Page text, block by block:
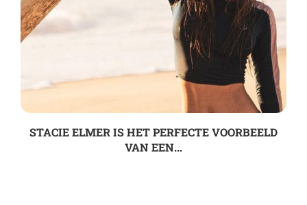
STACIE ELMER IS HET PERFECTE VOORBEELD
VAN EEN...